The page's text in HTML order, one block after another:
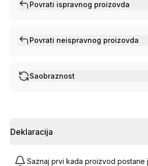
Povrati ispravnog proizovda
Povrati neispravnog proizovda
Saobraznost
Deklaracija
Saznaj prvi kada proizvod postane